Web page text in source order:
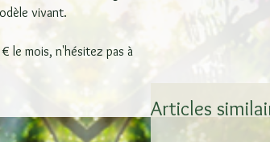
vivant.
le mois, n'hésitez pas à
Articles